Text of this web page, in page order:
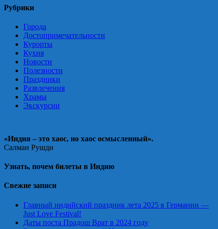
Рубрики
Города
Достопримечательности
Курорты
Кухня
Новости
Полезности
Праздники
Развлечения
Храмы
Экскурсии
«Индия – это хаос, но хаос осмысленный».
Салман Рушди
Узнать, почем билеты в Индию
Свежие записи
Главный индийский праздник лета 2025 в Германии —
Just Love Festival!
Даты поста Прадош Врат в 2024 году